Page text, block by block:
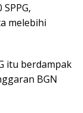
melebihi
itu berdampak
BGN